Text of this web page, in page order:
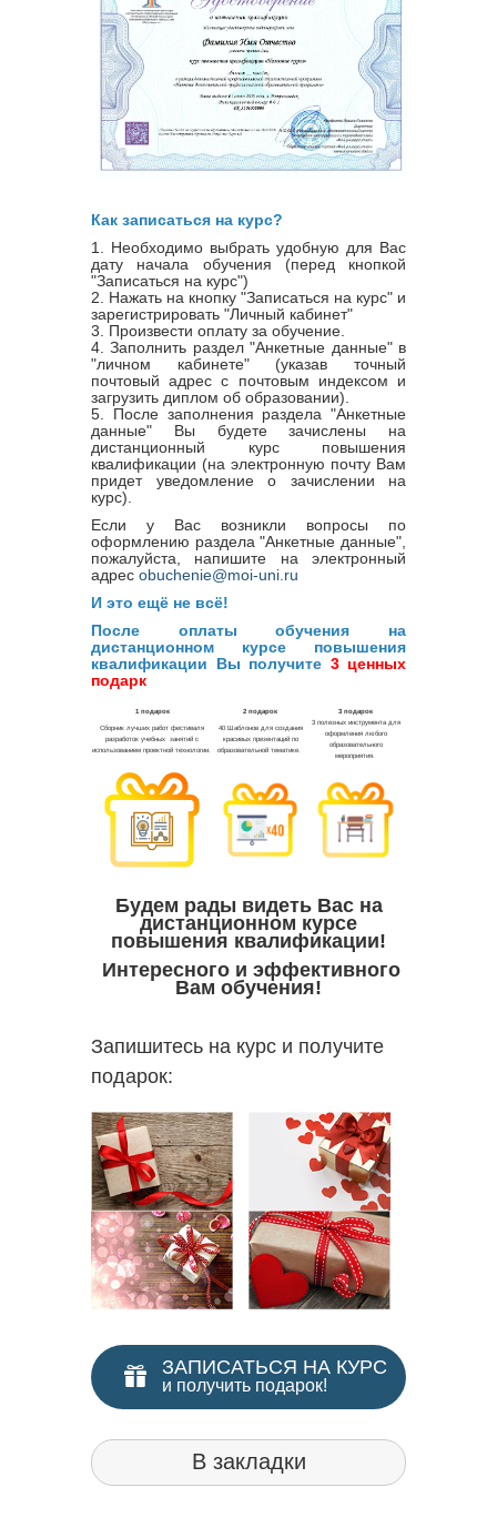
Как записаться на курс?
1. Необходимо выбрать удобную для Вас
дату начала обучения (перед кнопкой
"Записаться на курс")
2. Нажать на кнопку "Записаться на курс" и
зарегистрировать "Личный кабинет"
3. Произвести оплату за обучение.
4. Заполнить раздел "Анкетные данные" в
"личном кабинете" (указав точный
почтовый адрес с почтовым индексом и
загрузить диплом об образовании).
5. После заполнения раздела "Анкетные
данные" Вы будете зачислены на
дистанционный курс повышения
квалификации (на электронную почту Вам
придет уведомление о зачислении на
курс).
Если у Вас возникли вопросы по
оформлению раздела "Анкетные данные",
пожалуйста, напишите на электронный
адрес obuchenie@moi-uni.ru
И это ещё не всё!
После оплаты обучения на
дистанционном курсе повышения
квалификации Вы получите 3 ценных
подарк
Будем рады видеть Вас на
дистанционном курсе
повышения квалификации!
Интересного и эффективного
Вам обучения!
Запишитесь на курс и получите
подарок:
ЗАПИСАТЬСЯ НА КУРС
и получить подарок!
В закладки